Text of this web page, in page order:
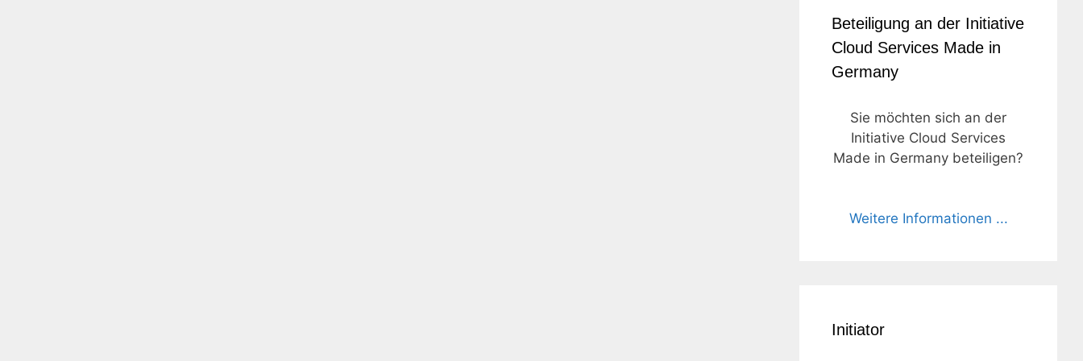
Beteiligung an der Initiative
Cloud Services Made in
Germany
Sie möchten sich an der
Initiative Cloud Services
Made in Germany beteiligen?
Weitere Informationen ...
Initiator